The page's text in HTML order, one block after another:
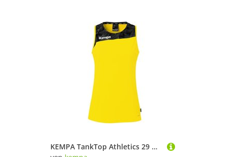
KEMPA TankTop Athletics 29 Women